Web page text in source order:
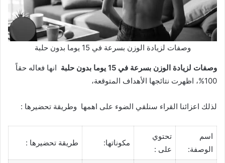
وصفات لزيادة الوزن بسرعة في 15 يوما بدون حلبة
وصفات لزيادة الوزن بسرعة في 15 يوما بدون حلبة
انها فعاله حقاً
100%، اظهرت نتائجها الأهداف المتوقعة،
لذلك اعزائنا القراء سنلقي الضوء على اهمها وطريقة تحضيرها :
اسم
الوصفة:
تحتوي
على :
مكوناتها: طريقة تحضيرها :